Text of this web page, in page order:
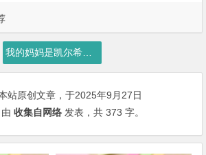
我的妈妈是凯尔希下载
站原创文章，于2025年9月27日
由收集自网络 发表，共 373 字。